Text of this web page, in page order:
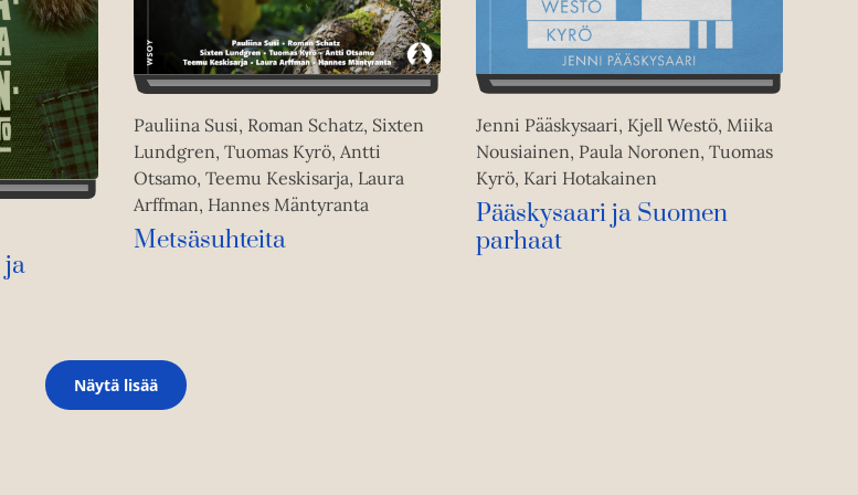
ja
Pauliina Susi, Roman Schatz, Sixten
Lundgren, Tuomas Kyrö, Antti
Otsamo, Teemu Keskisarja, Laura
Arffman, Hannes Mäntyranta
Metsäsuhteita
Jenni Pääskysaari, Kjell Westö, Miika
Nousiainen, Paula Noronen, Tuomas
Kyrö, Kari Hotakainen
Pääskysaari ja Suomen
parhaat
Näytä lisää